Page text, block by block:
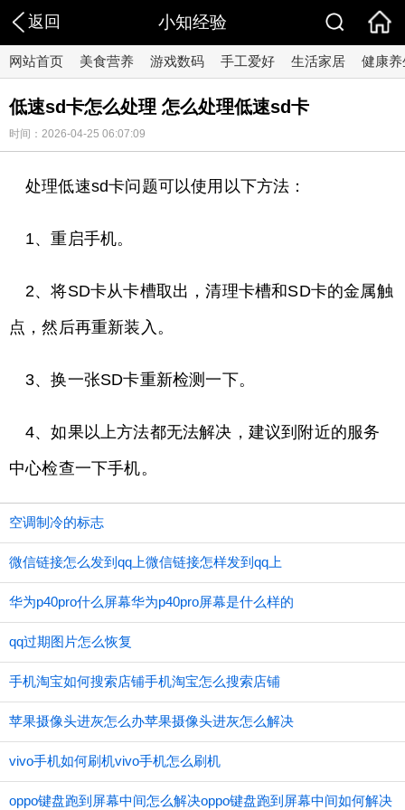
返回 小知经验
网站首页 美食营养 游戏数码 手工爱好 生活家居 健康养
低速sd卡怎么处理 怎么处理低速sd卡
时间：2026-04-25 06:07:09
处理低速sd卡问题可以使用以下方法：
1、重启手机。
2、将SD卡从卡槽取出，清理卡槽和SD卡的金属触
点，然后再重新装入。
3、换一张SD卡重新检测一下。
4、如果以上方法都无法解决，建议到附近的服务
中心检查一下手机。
空调制冷的标志
微信链接怎么发到qq上微信链接怎样发到qq上
华为p40pro什么屏幕华为p40pro屏幕是什么样的
qq过期图片怎么恢复
手机淘宝如何搜索店铺手机淘宝怎么搜索店铺
苹果摄像头进灰怎么办苹果摄像头进灰怎么解决
vivo手机如何刷机vivo手机怎么刷机
oppo键盘跑到屏幕中间怎么解决oppo键盘跑到屏幕中间如何解决